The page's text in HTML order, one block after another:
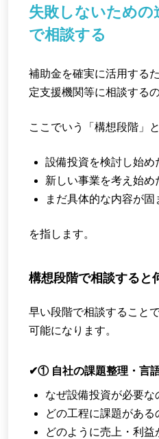
失敗しないための
で相談する
補助金を確実に活用する
定支援機関等に相談する
ここでいう「構想段階」と
設備投資を検討し始め
新しい事業を考え始め
まだ具体的な内容が
を指します。
構想段階で相談すると
早い段階で相談すること
可能になります。
✔① 自社の課題整理・言
なぜ設備投資が必要な
どの工程に課題がある
どのように売上・利益